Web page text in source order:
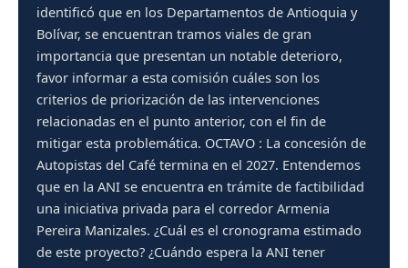
identificó que en los Departamentos de Antioquia y
Bolívar, se encuentran tramos viales de gran
importancia que presentan un notable deterioro,
favor informar a esta comisión cuáles son los
criterios de priorización de las intervenciones
relacionadas en el punto anterior, con el fin de
mitigar esta problemática. OCTAVO : La concesión de
Autopistas del Café termina en el 2027. Entendemos
que en la ANI se encuentra en trámite de factibilidad
una iniciativa privada para el corredor Armenia
Pereira Manizales. ¿Cuál es el cronograma estimado
de este proyecto? ¿Cuándo espera la ANI tener